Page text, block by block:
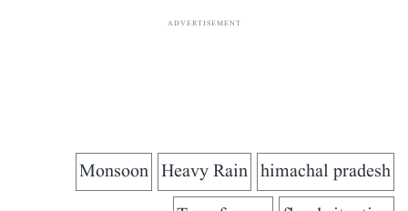
ADVERTISEMENT
himachal pradesh
Heavy Rain
Monsoon